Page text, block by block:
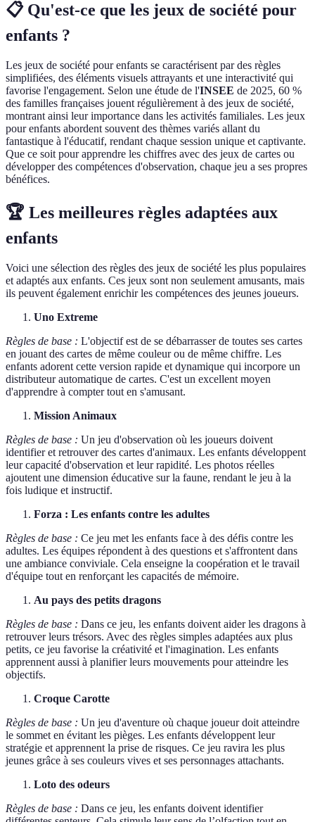
📋 Qu'est-ce que les jeux de société pour
enfants ?
Les jeux de société pour enfants se caractérisent par des règles
simplifiées, des éléments visuels attrayants et une interactivité qui
favorise l'engagement. Selon une étude de l'INSEE de 2025, 60 %
des familles françaises jouent régulièrement à des jeux de société,
montrant ainsi leur importance dans les activités familiales. Les jeux
pour enfants abordent souvent des thèmes variés allant du
fantastique à l'éducatif, rendant chaque session unique et captivante.
Que ce soit pour apprendre les chiffres avec des jeux de cartes ou
développer des compétences d'observation, chaque jeu a ses propres
bénéfices.
🏆 Les meilleures règles adaptées aux
enfants
Voici une sélection des règles des jeux de société les plus populaires
et adaptés aux enfants. Ces jeux sont non seulement amusants, mais
ils peuvent également enrichir les compétences des jeunes joueurs.
Uno Extreme
Règles de base : L'objectif est de se débarrasser de toutes ses cartes
en jouant des cartes de même couleur ou de même chiffre. Les
enfants adorent cette version rapide et dynamique qui incorpore un
distributeur automatique de cartes. C'est un excellent moyen
d'apprendre à compter tout en s'amusant.
Mission Animaux
Règles de base : Un jeu d'observation où les joueurs doivent
identifier et retrouver des cartes d'animaux. Les enfants développent
leur capacité d'observation et leur rapidité. Les photos réelles
ajoutent une dimension éducative sur la faune, rendant le jeu à la
fois ludique et instructif.
Forza : Les enfants contre les adultes
Règles de base : Ce jeu met les enfants face à des défis contre les
adultes. Les équipes répondent à des questions et s'affrontent dans
une ambiance conviviale. Cela enseigne la coopération et le travail
d'équipe tout en renforçant les capacités de mémoire.
Au pays des petits dragons
Règles de base : Dans ce jeu, les enfants doivent aider les dragons à
retrouver leurs trésors. Avec des règles simples adaptées aux plus
petits, ce jeu favorise la créativité et l'imagination. Les enfants
apprennent aussi à planifier leurs mouvements pour atteindre les
objectifs.
Croque Carotte
Règles de base : Un jeu d'aventure où chaque joueur doit atteindre
le sommet en évitant les pièges. Les enfants développent leur
stratégie et apprennent la prise de risques. Ce jeu ravira les plus
jeunes grâce à ses couleurs vives et ses personnages attachants.
Loto des odeurs
Règles de base : Dans ce jeu, les enfants doivent identifier